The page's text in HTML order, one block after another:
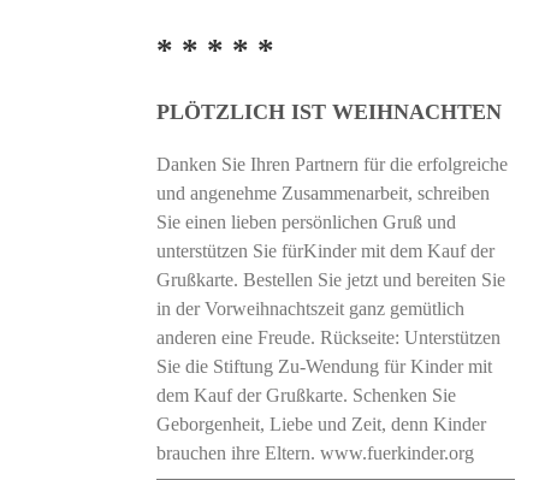
* * * * *
PLÖTZLICH IST WEIHNACHTEN
Danken Sie Ihren Partnern für die erfolgreiche
und angenehme Zusammenarbeit, schreiben
Sie einen lieben persönlichen Gruß und
unterstützen Sie fürKinder mit dem Kauf der
Grußkarte. Bestellen Sie jetzt und bereiten Sie
in der Vorweihnachtszeit ganz gemütlich
anderen eine Freude. Rückseite: Unterstützen
Sie die Stiftung Zu-Wendung für Kinder mit
dem Kauf der Grußkarte. Schenken Sie
Geborgenheit, Liebe und Zeit, denn Kinder
brauchen ihre Eltern. www.fuerkinder.org